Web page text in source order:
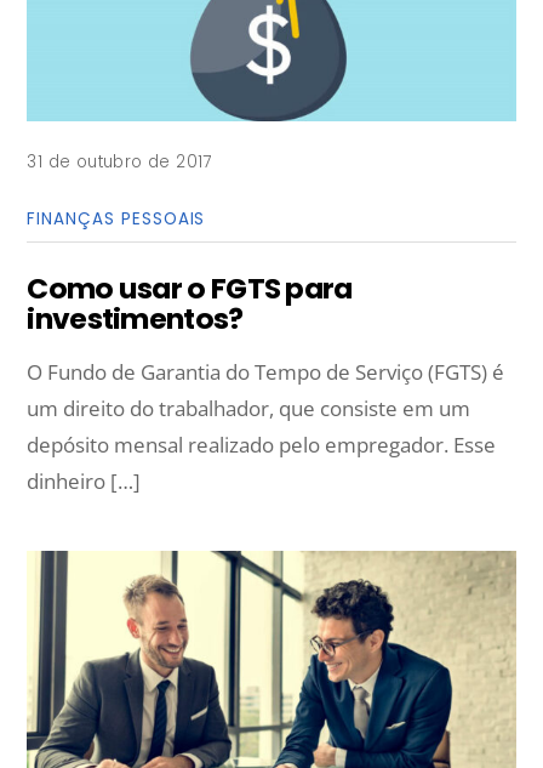
31 de outubro de 2017
FINANÇAS PESSOAIS
Como usar o FGTS para
investimentos?
O Fundo de Garantia do Tempo de Serviço (FGTS) é
um direito do trabalhador, que consiste em um
depósito mensal realizado pelo empregador. Esse
dinheiro […]